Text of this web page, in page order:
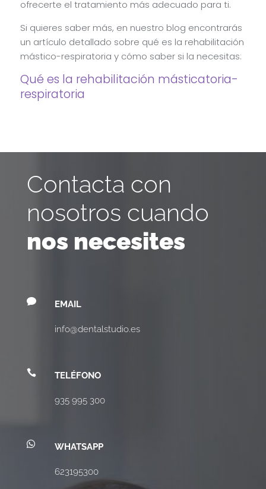
ofrecerte el tratamiento más adecuado para ti.
Si quieres saber más, en nuestro blog encontrarás
un artículo detallado sobre qué es la rehabilitación
mástico-respiratoria y cómo saber si la necesitas:
Qué es la rehabilitación másticatoria-
respiratoria
Contacta con
nosotros cuando
nos necesites
 EMAIL
info@dentalstudio.es
 TELÉFONO
935 995 300
 WHATSAPP
623195300